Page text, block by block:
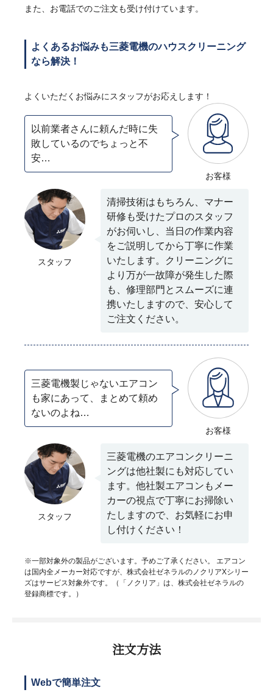
また、お電話でのご注文も受け付けています。
よくあるお悩みも三菱電機のハウスクリーニング
なら解決！
よくいただくお悩みにスタッフがお応えします！
お客様
以前業者さんに頼んだ時に失
敗しているのでちょっと不
安…
スタッフ
清掃技術はもちろん、マナー
研修も受けたプロのスタッフ
がお伺いし、当日の作業内容
をご説明してから丁寧に作業
いたします。クリーニングに
より万が一故障が発生した際
も、修理部門とスムーズに連
携いたしますので、安心して
ご注文ください。
お客様
三菱電機製じゃないエアコン
も家にあって、まとめて頼め
ないのよね…
スタッフ
三菱電機のエアコンクリーニ
ングは他社製にも対応してい
ます。他社製エアコンもメー
カーの視点で丁寧にお掃除い
たしますので、お気軽にお申
し付けください！
※一部対象外の製品がございます。予めご了承ください。 エアコン
は国内全メーカー対応ですが、株式会社ゼネラルのノクリアXシリー
ズはサービス対象外です。（「ノクリア」は、株式会社ゼネラルの
登録商標です。）
注文方法
Webで簡単注文